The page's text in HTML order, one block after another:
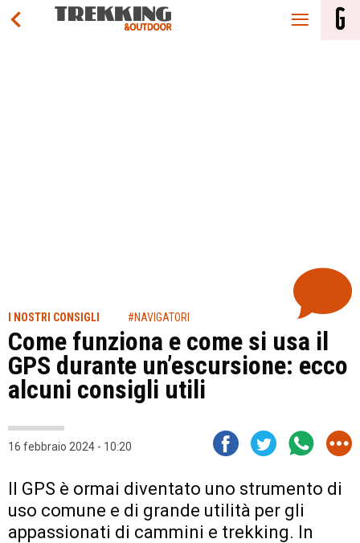
I NOSTRI CONSIGLI #NAVIGATORI
Come funziona e come si usa il
GPS durante un’escursione: ecco
alcuni consigli utili
16 febbraio 2024 - 10:20
Il GPS è ormai diventato uno strumento di
uso comune e di grande utilità per gli
appassionati di cammini e trekking. In